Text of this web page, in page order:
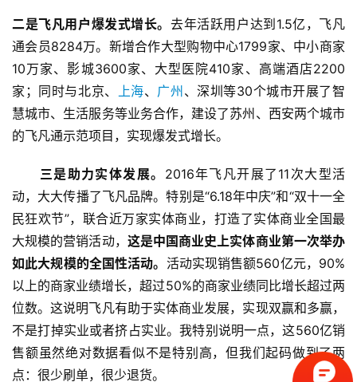
首
标
杆
企
业
大
全
考
察
二是飞凡用户爆发式增长。 去年活跃用户达到1.5亿，飞凡
通会员8284万。新增合作大型购物中心1799家、中小商家
10万家、影城3600家、大型医院410家、高端酒店2200
家；同时与北京、 上海、 广州 、深圳等30个城市开展了智
慧城市、生活服务等业务合作，建设了苏州、西安两个城市
的飞凡通示范项目，实现爆发式增长。
三是助力实体发展。 2016年飞凡开展了11次大型活
动，大大传播了飞凡品牌。特别是“6.18年中庆”和“双十一全
民狂欢节”，联合近万家实体商业，打造了实体商业全国最
大规模的营销活动， 这是中国商业史上实体商业第一次举办
如此大规模的全国性活动。 活动实现销售额560亿元，90%
以上的商家业绩增长，超过50%的商家业绩同比增长超过两
位数。这说明飞凡有助于实体商业发展，实现双赢和多赢，
不是打掉实业或者挤占实业。我特别说明一点，这560亿销
售额虽然绝对数据看似不是特别高，但我们起码做到了两
点：很少刷单，很少退货。